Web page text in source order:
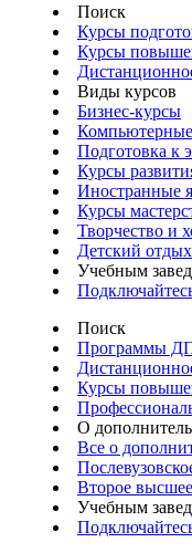
Поиск
Курсы
Курсы
Виды курсов
Бизнес-курсы
Подготовка к
Курсы
Иностранные
Курсы
Творчество и
Детский отдых
Учебным
Поиск
Программы
Курсы
О
Все о
Второе
Учебным